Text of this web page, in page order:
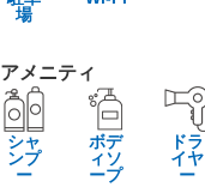
場
アメニティ
シャ
ンプ
ー
ボデ
ィソ
ープ
ドラ
イヤ
ー